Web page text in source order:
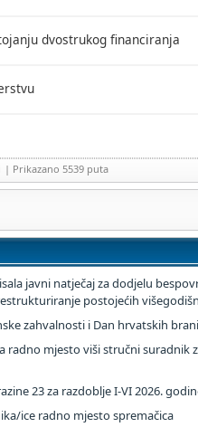
dvostrukog financiranja
| Prikazano 5539 puta
javni natječaj za dodjelu
postojećih
zahvalnosti i Dan hrvatskih
radno mjesto viši stručni suradnik
23 za razdoblje I-VI 2026.
ice radno mjesto spremačica